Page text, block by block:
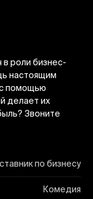
в роли бизнес-
настоящим
помощью
делает их
Звоните
по бизнесу
Комедия